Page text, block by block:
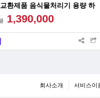
환제품 음식물처리기 용량 하
리터 부터
1,390,000
회사소개 서비스이